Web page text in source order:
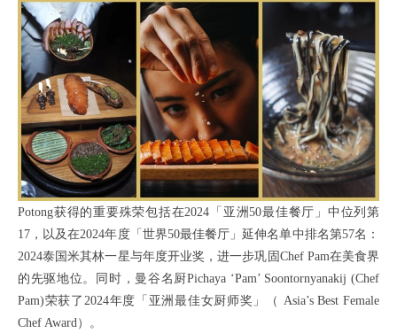
Potong获得的重要殊荣包括在2024「亚洲50最佳餐厅」中位列第
17，以及在2024年度「世界50最佳餐厅」延伸名单中排名第57名：
2024泰国米其林一星与年度开业奖，进一步巩固Chef Pam在美食界
的先驱地位。同时，曼谷名厨Pichaya ‘Pam’ Soontornyanakij (Chef
Pam)荣获了2024年度「亚洲最佳女厨师奖」（ Asia’s Best Female
Chef Award）。